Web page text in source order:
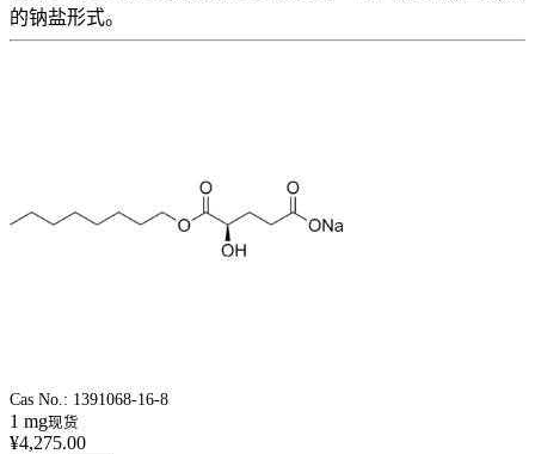
的钠盐形式。
Cas No.: 1391068-16-8
1 mg现货
¥4,275.00